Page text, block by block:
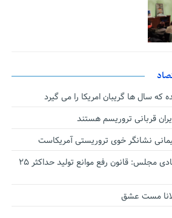
که سال ها گریبان امریکا را می گیرد
قربانی تروریسم هستند
نشانگر خوی تروریستی آمریکاست
سخنگوی کمیسیون اقتصادی مجلس: قانون رفع موانع تولید حداکثر ۲۵
مست عشق